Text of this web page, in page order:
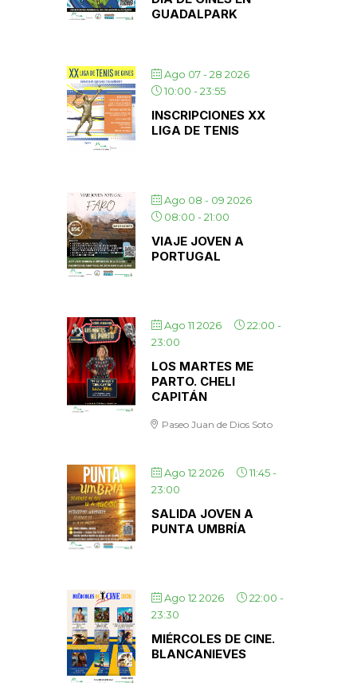
GUADALPARK
Ago 07 - 28 2026
10:00 -23:55
INSCRIPCIONES XX
LIGA DE TENIS
Ago 08 - 09 2026
08:00 -21:00
VIAJE JOVEN A
PORTUGAL
Ago 11 2026 22:00 -
23:00
LOS MARTES ME
PARTO. CHELI
CAPITÁN
Paseo Juan de Dios Soto
Ago 12 2026 11:45-
23:00
SALIDA JOVEN A
PUNTA UMBRÍA
Ago 12 2026 22:00 -
23:30
MIÉRCOLES DE CINE.
BLANCANIEVES